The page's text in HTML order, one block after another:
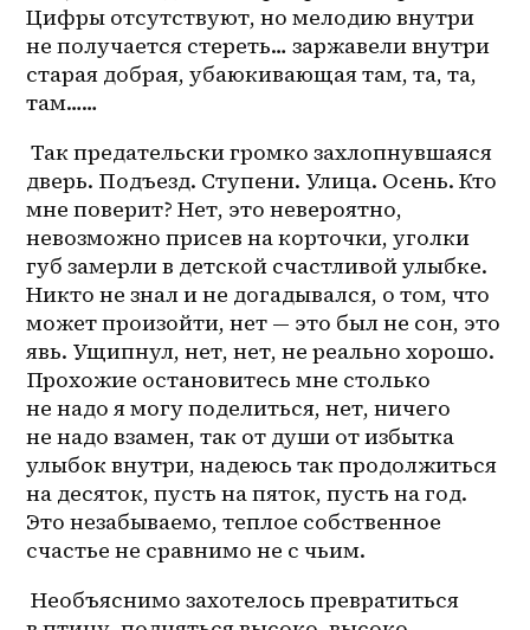
Цифры отсутствуют, но мелодию внутри
не получается стереть… заржавели внутри
старая добрая, убаюкивающая там, та, та,
там……
Так предательски громко захлопнувшаяся
дверь. Подъезд. Ступени. Улица. Осень. Кто
мне поверит? Нет, это невероятно,
невозможно присев на корточки, уголки
губ замерли в детской счастливой улыбке.
Никто не знал и не догадывался, о том, что
может произойти, нет — это был не сон, это
явь. Ущипнул, нет, нет, не реально хорошо.
Прохожие остановитесь мне столько
не надо я могу поделиться, нет, ничего
не надо взамен, так от души от избытка
улыбок внутри, надеюсь так продолжиться
на десяток, пусть на пяток, пусть на год.
Это незабываемо, теплое собственное
счастье не сравнимо не с чьим.
Необъяснимо захотелось превратиться